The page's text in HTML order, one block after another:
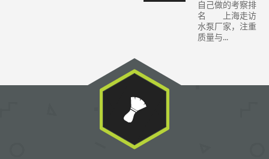
自己做的考察排
名 上海走访
水泵厂家，注重
质量与...